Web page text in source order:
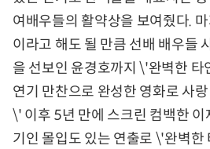
여배우들의 활약상을 보여줬다.
이라고 해도 될 만큼 선배 배우들
을 선보인 윤경호까지 \'완벽한
연기 만찬으로 완성한 영화로 사
\' 이후 5년 만에 스크린 컴백한 이
기인 몰입도 있는 연출로 \'완벽한